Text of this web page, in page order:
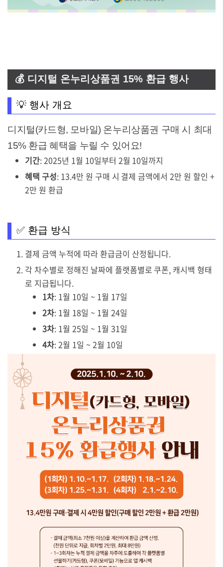
💰 디지털 온누리상품권 15% 환급 행사
💡 행사 개요
디지털(카드형, 모바일) 온누리상품권 구매 시 최대
15% 환급 혜택을 누릴 수 있어요!
기간: 2025년 1월 10일부터 2월 10일까지
혜택 구성: 13.4만 원 구매 시 결제 금액에서 2만 원 할인 +
2만 원 환급
✅ 환급 방식
결제 금액 누적에 따라 환급금이 산정됩니다.
각 차수별로 정해진 날짜에 플랫폼별로 쿠폰, 캐시백 형태
로 지급됩니다.
1차: 1월 10일 ~ 1월 17일
2차: 1월 18일 ~ 1월 24일
3차: 1월 25일 ~ 1월 31일
4차: 2월 1일 ~ 2월 10일